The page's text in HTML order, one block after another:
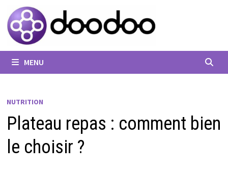
Passer
au
contenu
MENU
NUTRITION
Plateau repas : comment bien
le choisir ?